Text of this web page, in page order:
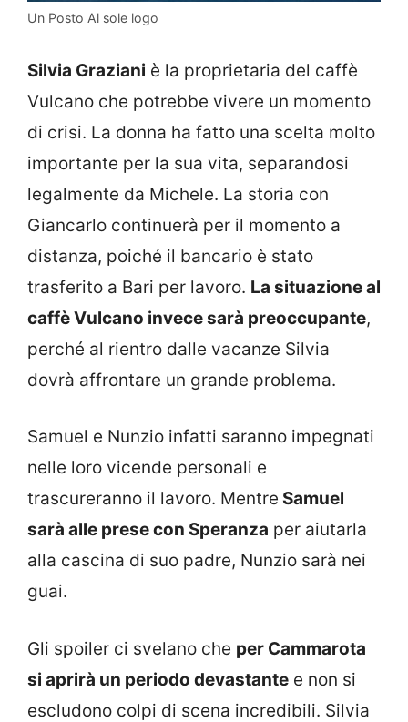
Un Posto Al sole logo
Silvia Graziani è la proprietaria del caffè
Vulcano che potrebbe vivere un momento
di crisi. La donna ha fatto una scelta molto
importante per la sua vita, separandosi
legalmente da Michele. La storia con
Giancarlo continuerà per il momento a
distanza, poiché il bancario è stato
trasferito a Bari per lavoro. La situazione al
caffè Vulcano invece sarà preoccupante,
perché al rientro dalle vacanze Silvia
dovrà affrontare un grande problema.
Samuel e Nunzio infatti saranno impegnati
nelle loro vicende personali e
trascureranno il lavoro. Mentre Samuel
sarà alle prese con Speranza per aiutarla
alla cascina di suo padre, Nunzio sarà nei
guai.
Gli spoiler ci svelano che per Cammarota
si aprirà un periodo devastante e non si
escludono colpi di scena incredibili. Silvia